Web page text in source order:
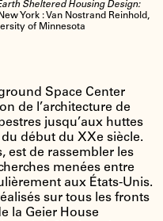
Sheltered Housing Design:
York : Van Nostrand Reinhold,
of Minnesota
Space Center
de l’architecture de
jusqu’aux huttes
début du XXe siècle.
est de rassembler les
menées entre
aux États-Unis.
sur tous les fronts
la Geier House